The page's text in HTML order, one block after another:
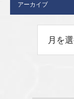
アーカイブ